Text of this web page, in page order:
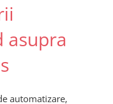
asupra
automatizare,